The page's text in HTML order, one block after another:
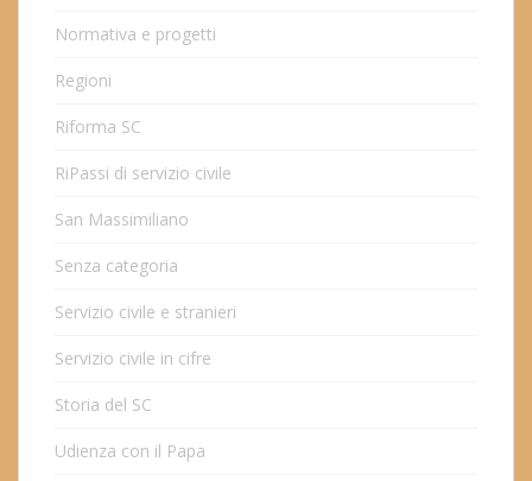
Normativa e progetti
Regioni
Riforma SC
RiPassi di servizio civile
San Massimiliano
Senza categoria
Servizio civile e stranieri
Servizio civile in cifre
Storia del SC
Udienza con il Papa